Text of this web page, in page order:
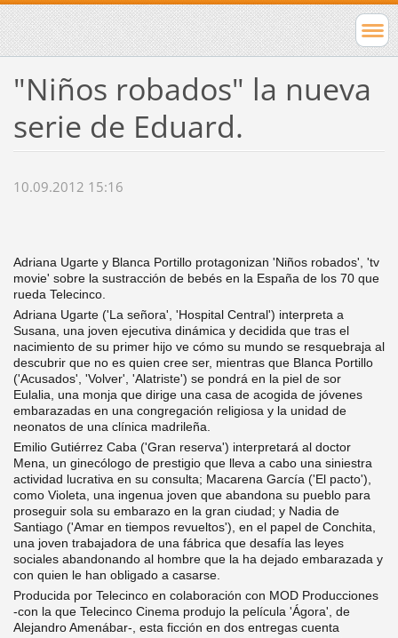
"Niños robados" la nueva
serie de Eduard.
10.09.2012 15:16
Adriana Ugarte y Blanca Portillo protagonizan 'Niños robados', 'tv
movie' sobre la sustracción de bebés en la España de los 70 que
rueda Telecinco.
Adriana Ugarte ('La señora', 'Hospital Central') interpreta a
Susana, una joven ejecutiva dinámica y decidida que tras el
nacimiento de su primer hijo ve cómo su mundo se resquebraja al
descubrir que no es quien cree ser, mientras que Blanca Portillo
('Acusados', 'Volver', 'Alatriste') se pondrá en la piel de sor
Eulalia, una monja que dirige una casa de acogida de jóvenes
embarazadas en una congregación religiosa y la unidad de
neonatos de una clínica madrileña.
Emilio Gutiérrez Caba ('Gran reserva') interpretará al doctor
Mena, un ginecólogo de prestigio que lleva a cabo una siniestra
actividad lucrativa en su consulta; Macarena García ('El pacto'),
como Violeta, una ingenua joven que abandona su pueblo para
proseguir sola su embarazo en la gran ciudad; y Nadia de
Santiago ('Amar en tiempos revueltos'), en el papel de Conchita,
una joven trabajadora de una fábrica que desafía las leyes
sociales abandonando al hombre que la ha dejado embarazada y
con quien le han obligado a casarse.
Producida por Telecinco en colaboración con MOD Producciones
-con la que Telecinco Cinema produjo la película 'Ágora', de
Alejandro Amenábar-, esta ficción en dos entregas cuenta